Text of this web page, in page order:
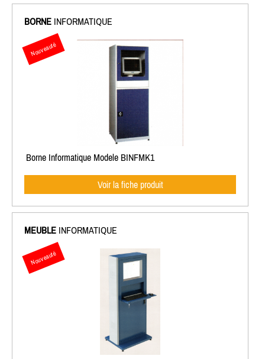
BORNE INFORMATIQUE
Nouveauté
Borne Informatique Modele BINFMK1
Voir la fiche produit
MEUBLE INFORMATIQUE
Nouveauté